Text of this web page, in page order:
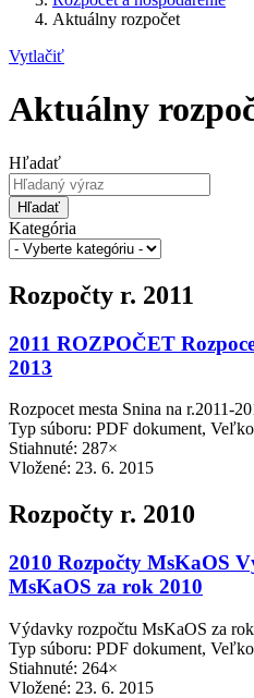
Aktuálny rozpočet
Vytlačiť
Aktuálny
Hľadať
Hľadať
Kategória
Rozpočty r. 2011
2011 ROZPOČET
2013
Rozpocet mesta Snina na r.2011-
Typ súboru: PDF dokument,
Stiahnuté: 287×
Vložené: 23. 6. 2015
Rozpočty r. 2010
2010 Rozpočty MsKaOS
MsKaOS za rok 2010
Výdavky rozpočtu MsKaOS za
Typ súboru: PDF dokument,
Stiahnuté: 264×
Vložené: 23. 6. 2015